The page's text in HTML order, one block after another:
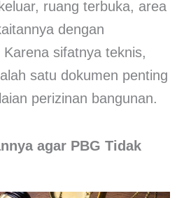
ruang terbuka, area
dengan
Karena sifatnya teknis,
satu dokumen penting
perizinan bangunan.
agar PBG Tidak